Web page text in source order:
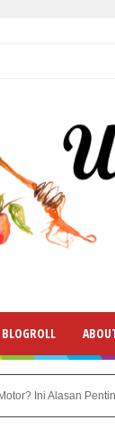
BLOGROLL
Ini Alasan